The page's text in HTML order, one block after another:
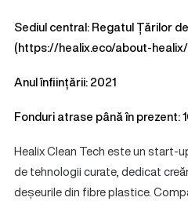
Sediul central: Regatul Țărilor
(https://healix.eco/about-healix/
Anul înființării: 2021
Fonduri atrase până în prezent:
Healix Clean Tech este un start-
de tehnologii curate, dedicat
deșeurile din fibre plastice.